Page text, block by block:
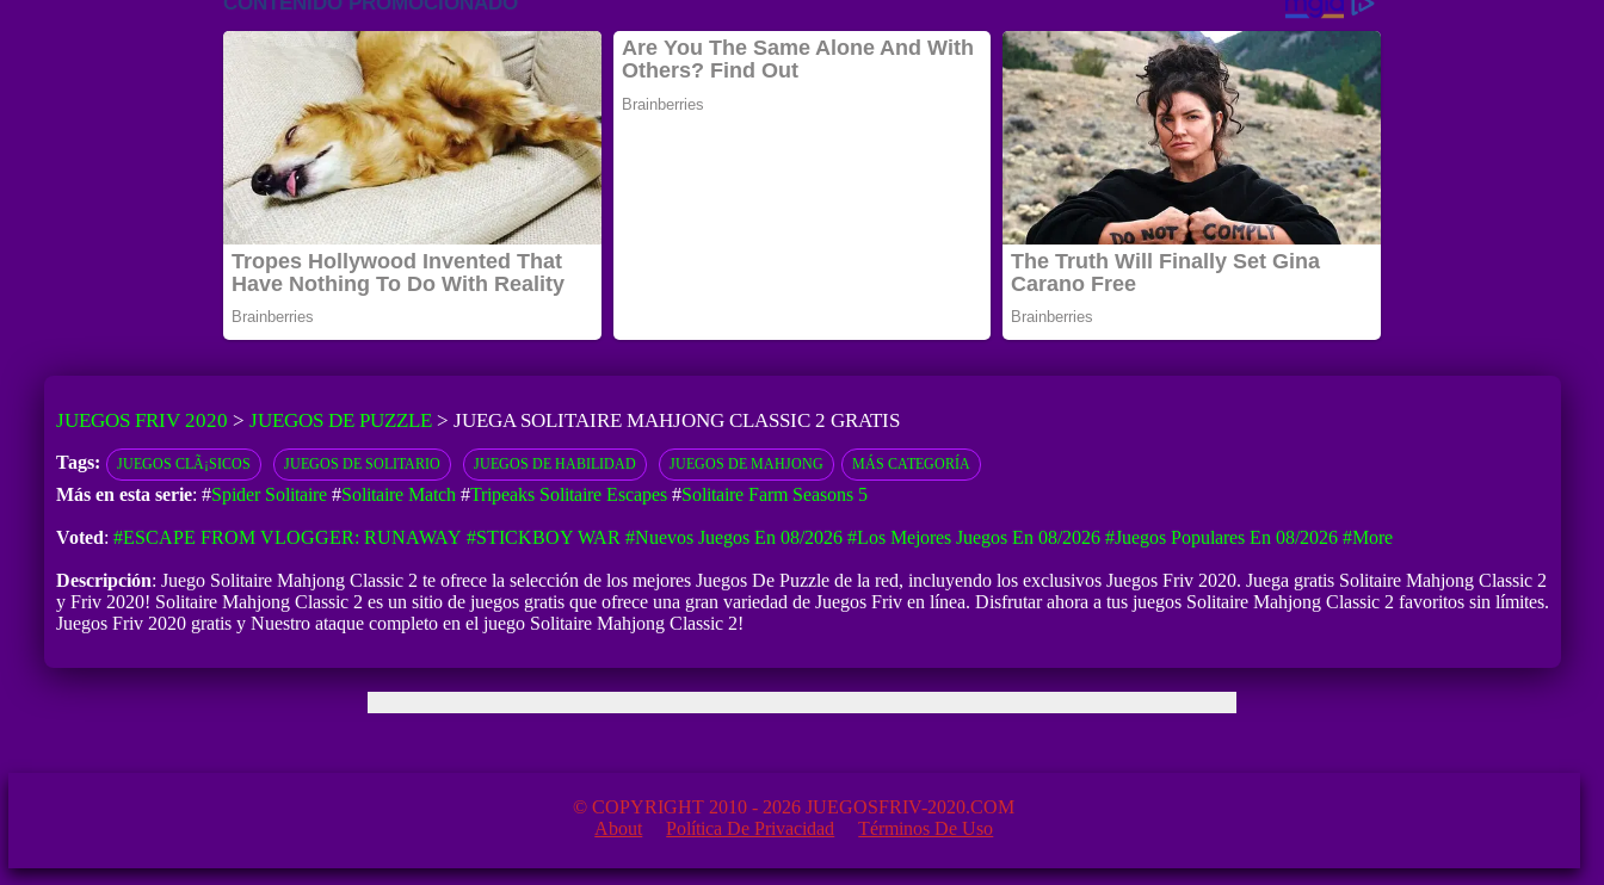
JUEGOS FRIV 2020 > JUEGOS DE PUZZLE> JUEGA SOLITAIRE MAHJONG CLASSIC 2 GRATIS
Tags: JUEGOS CLÃ¡SICOS JUEGOS DE SOLITARIO JUEGOS DE HABILIDAD JUEGOS DE MAHJONG MÁS CATEGORÍA
Más en esta serie: #Spider Solitaire#Solitaire Match #Tripeaks Solitaire Escapes#Solitaire Farm Seasons 5
Voted: #ESCAPE FROM VLOGGER: RUNAWAY #STICKBOY WAR #Nuevos Juegos En 08/2026 #Los Mejores Juegos En 08/2026 #Juegos Populares En 08/2026 #more
Descripción: Juego Solitaire Mahjong Classic 2 te ofrece la selección de los mejores Juegos De Puzzle de la red, incluyendo los exclusivos Juegos Friv 2020. Juega gratis Solitaire Mahjong Classic 2
y Friv 2020! Solitaire Mahjong Classic 2 es un sitio de juegos gratis que ofrece una gran variedad de Juegos Friv en línea. Disfrutar ahora a tus juegos Solitaire Mahjong Classic 2 favoritos sin límites.
Juegos Friv 2020 gratis y Nuestro ataque completo en el juego Solitaire Mahjong Classic 2!
© COPYRIGHT 2010 - 2026 JUEGOSFRIV-2020.COM
About
Política De Privacidad Términos De Uso